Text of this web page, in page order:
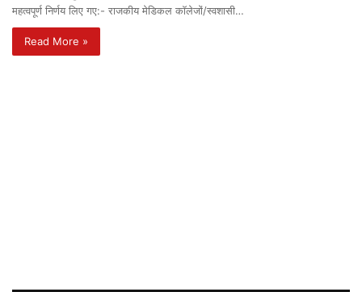
महत्वपूर्ण निर्णय लिए गए:- राजकीय मेडिकल कॉलेजों/स्वशासी…
Read More »